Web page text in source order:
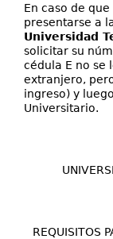
En caso de
presentarse a
Universidad
solicitar su
cédula E no se
extranjero,
ingreso) y
Universitario.
REQUISITOS